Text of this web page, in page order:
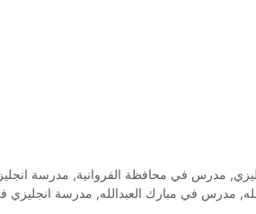
, مدرس في محافظة الفروانية, مدرسة
, مدرس في مبارك العبدالله, مدرسة انجليزي